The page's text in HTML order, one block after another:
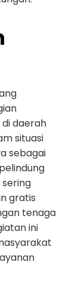
daerah
situasi
sebagai
sering
gratis
tenaga
ini